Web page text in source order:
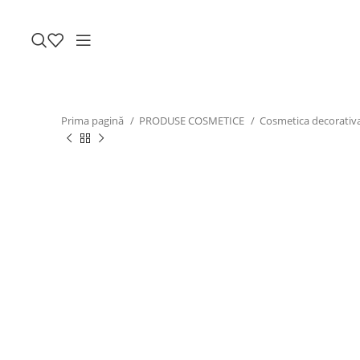
Prima pagină PRODUSE COSMETICE Cosmetica